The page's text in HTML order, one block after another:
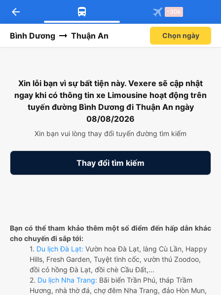
arrow_back -30k
Bình Dương Thuận An Chọn ngày
Xin lỗi bạn vì sự bất tiện này. Vexere sẽ cập nhật
ngay khi có thông tin xe Limousine hoạt động trên
tuyến đường Bình Dương đi Thuận An ngày
08/08/2026
Xin bạn vui lòng thay đổi tuyến đường tìm kiếm
Thay đổi tìm kiếm
Bạn có thể tham khảo thêm một số điểm đến hấp dẫn khác
cho chuyến đi sắp tới:
1. Du lịch Đà Lạt: Vườn hoa Đà Lạt, làng Cù Lần, Happy
Hills, Fresh Garden, Tuyệt tình cốc, vườn thú Zoodoo,
đồi cỏ hồng Đà Lạt, đồi chè Cầu Đất,...
2. Du lịch Nha Trang: Bãi biển Trần Phú, tháp Trầm
Hương, nhà thờ đá, chợ đêm Nha Trang, đảo Hòn Mun,